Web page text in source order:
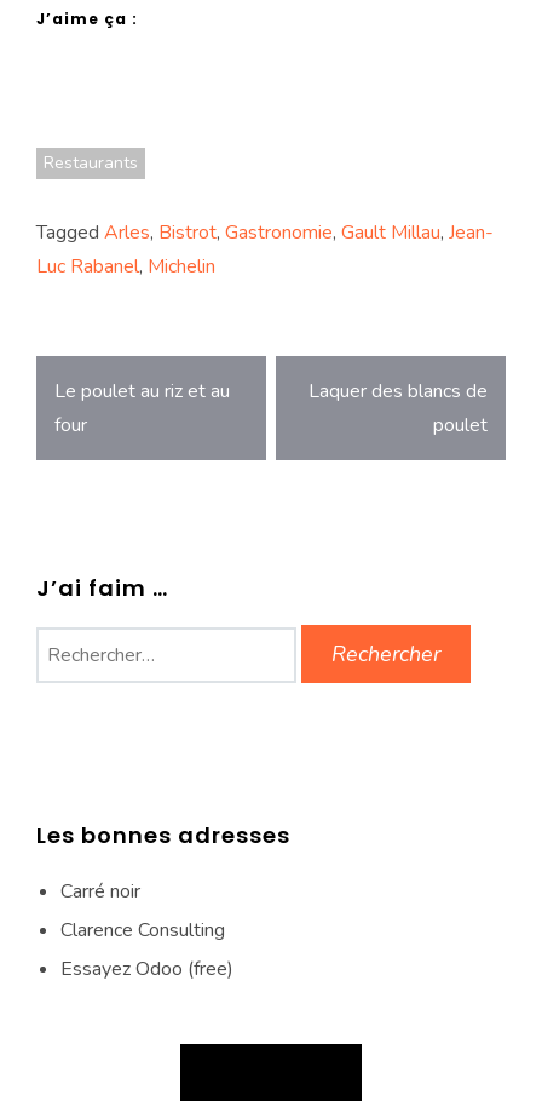
J’aime ça :
Restaurants
Tagged Arles, Bistrot, Gastronomie, Gault Millau, Jean-
Luc Rabanel, Michelin
Navigation
de
l’article
Le poulet au riz et au
four
Laquer des blancs de
poulet
J’ai faim …
Les bonnes adresses
Carré noir
Clarence Consulting
Essayez Odoo (free)